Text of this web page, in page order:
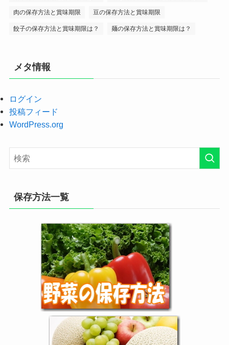
肉の保存方法と賞味期限 豆の保存方法と賞味期限
餃子の保存方法と賞味期限は？ 麺の保存方法と賞味期限は？
メタ情報
ログイン
投稿フィード
WordPress.org
保存方法一覧